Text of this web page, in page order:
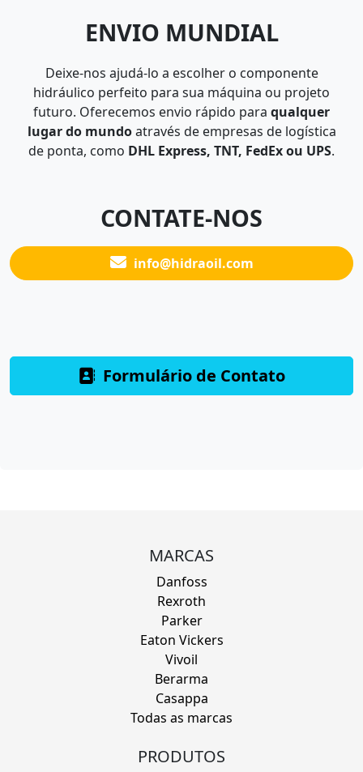
ENVIO MUNDIAL
Deixe-nos ajudá-lo a escolher o componente
hidráulico perfeito para sua máquina ou projeto
futuro. Oferecemos envio rápido para qualquer
lugar do mundoatravés de empresas de logística
de ponta, como DHL Express, TNT, FedEx ou UPS.
CONTATE-NOS
info@hidraoil.com
Formulário de Contato
MARCAS
Danfoss
Rexroth
Parker
Eaton Vickers
Vivoil
Berarma
Casappa
Todas as marcas
PRODUTOS